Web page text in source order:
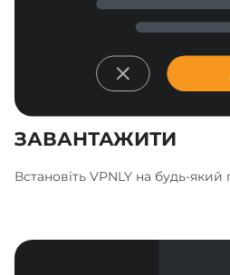
ЗАВАНТАЖИТИ
Встановіть VPNLY на будь-який